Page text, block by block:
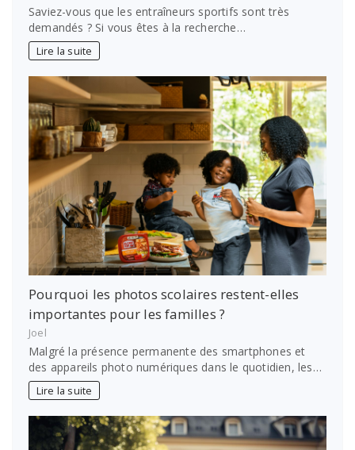
Saviez-vous que les entraîneurs sportifs sont très
demandés ? Si vous êtes à la recherche…
Lire la suite
Pourquoi les photos scolaires restent-elles
importantes pour les familles ?
Joel
Malgré la présence permanente des smartphones et
des appareils photo numériques dans le quotidien, les…
Lire la suite